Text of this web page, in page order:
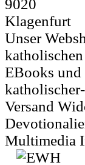
9020
Klagenfurt
Unser
EBooks und
Versand
Multimedia